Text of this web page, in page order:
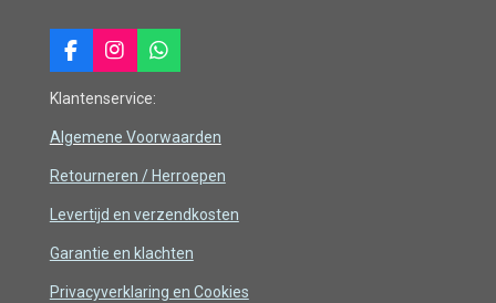
F
a
c
b
o
I
n
s
a
r
m
W
h
s
p
Klantenservice:
Algemene Voorwaarden
Retourneren / Herroepen
Levertijd en verzendkosten
Garantie en klachten
Privacyverklaring en Cookies